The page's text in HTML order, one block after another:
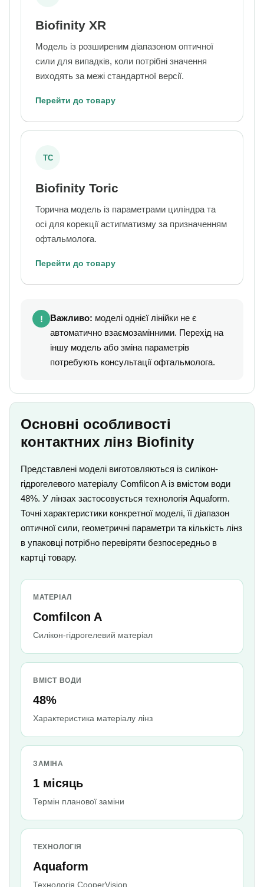
Biofinity XR
Модель із розширеним діапазоном оптичної
сили для випадків, коли потрібні значення
виходять за межі стандартної версії.
Перейти до товару
TC
Biofinity Toric
Торична модель із параметрами циліндра та
осі для корекції астигматизму за призначенням
офтальмолога.
Перейти до товару
! Важливо: моделі однієї лінійки не є
автоматично взаємозамінними. Перехід на
іншу модель або зміна параметрів
потребують консультації офтальмолога.
Основні особливості
контактних лінз Biofinity
Представлені моделі виготовляються із силікон-
гідрогелевого матеріалу Comfilcon A із вмістом води
48%. У лінзах застосовується технологія Aquaform.
Точні характеристики конкретної моделі, її діапазон
оптичної сили, геометричні параметри та кількість лінз
в упаковці потрібно перевіряти безпосередньо в
картці товару.
МАТЕРІАЛ
Comfilcon A
Силікон-гідрогелевий матеріал
ВМІСТ ВОДИ
48%
Характеристика матеріалу лінз
ЗАМІНА
1 місяць
Термін планової заміни
ТЕХНОЛОГІЯ
Aquaform
Технологія CooperVision